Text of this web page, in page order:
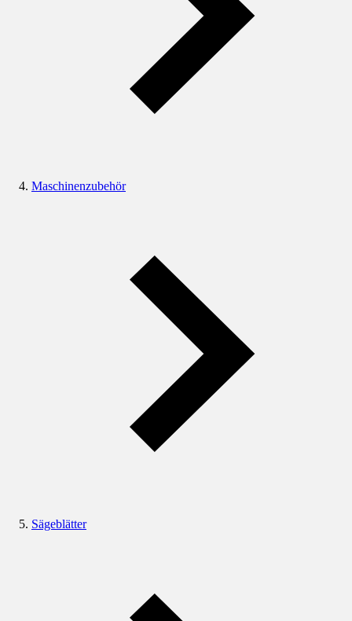
Maschinenzubehör
Sägeblätter